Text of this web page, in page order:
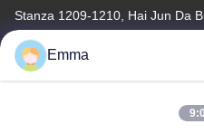
Stanza 1209-1210, Hai Jun Da
Zhong, Ronggui, Shunde,
tel
Emma